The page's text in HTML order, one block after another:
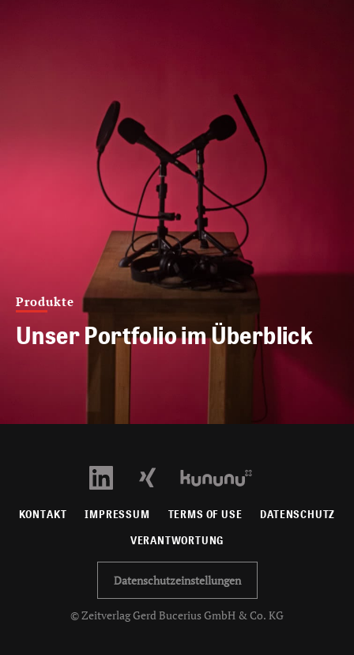
Produkte
Unser Portfolio im Überblick
KONTAKT IMPRESSUM TERMS OF USE DATENSCHUTZ
VERANTWORTUNG
Datenschutzeinstellungen
© Zeitverlag Gerd Bucerius GmbH & Co. KG